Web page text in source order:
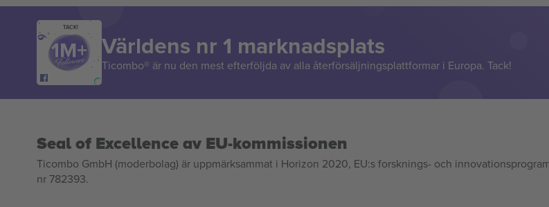
TACK!
Världens nr 1 marknadsplats
Ticombo® är nu den mest efterföljda av alla återförsäljningsplattformar i Europa. Tack!
Seal of Excellence av EU-kommissionen
Ticombo GmbH (moderbolag) är uppmärksammat i Horizon 2020, EU:s forsknings- och
nr 782393.